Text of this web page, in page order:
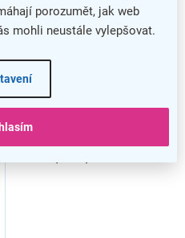
porozumět, jak web
mohli neustále vylepšovat.
–7 %